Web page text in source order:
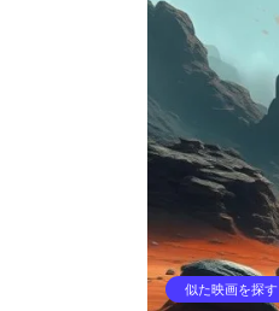
似た映画を探す